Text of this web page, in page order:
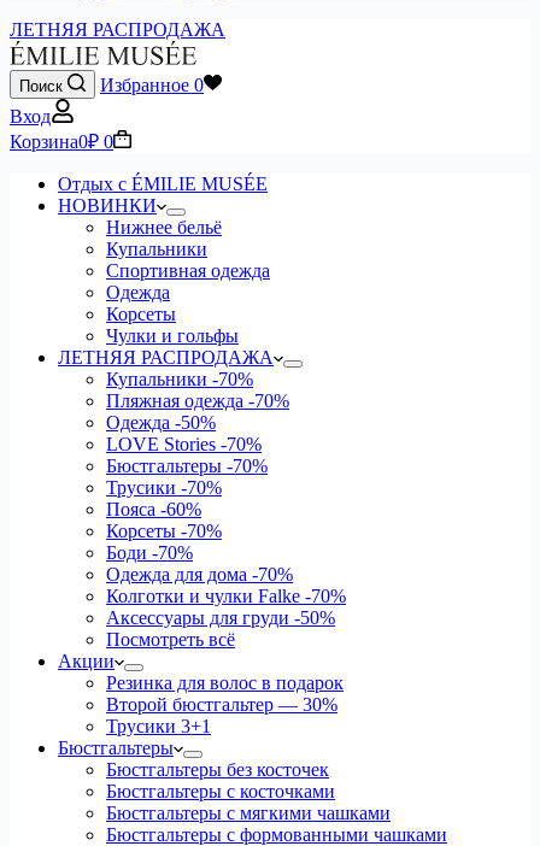
ЛЕТНЯЯ РАСПРОДАЖА
Поиск Избранное 0
Вход
Корзина0₽ 0
Отдых с ÉMILIE MUSÉE
НОВИНКИ
Нижнее бельё
Купальники
Спортивная одежда
Одежда
Корсеты
Чулки и гольфы
ЛЕТНЯЯ РАСПРОДАЖА
Купальники -70%
Пляжная одежда -70%
Одежда -50%
LOVE Stories -70%
Бюстгальтеры -70%
Трусики -70%
Пояса -60%
Корсеты -70%
Боди -70%
Одежда для дома -70%
Колготки и чулки Falke -70%
Аксессуары для груди -50%
Посмотреть всё
Акции
Резинка для волос в подарок
Второй бюстгальтер — 30%
Трусики 3+1
Бюстгальтеры
Бюстгальтеры без косточек
Бюстгальтеры с косточками
Бюстгальтеры с мягкими чашками
Бюстгальтеры с формованными чашками